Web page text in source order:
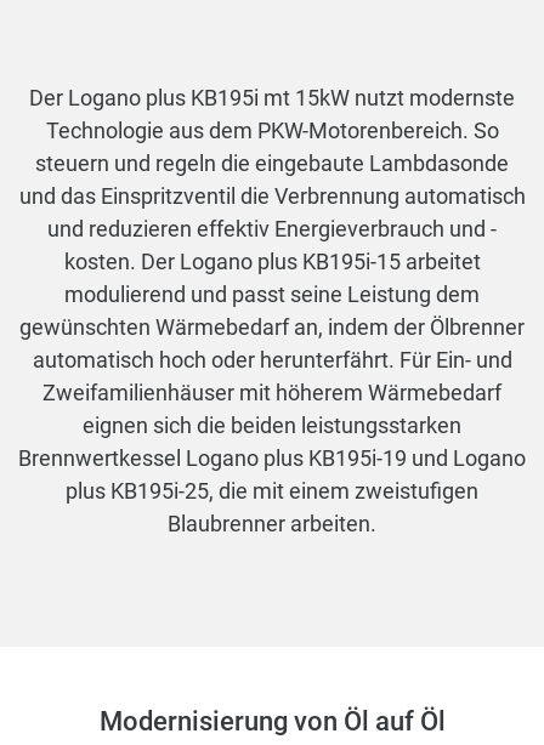
Der Logano plus KB195i mt 15kW nutzt modernste
Technologie aus dem PKW-Motorenbereich. So
steuern und regeln die eingebaute Lambdasonde
und das Einspritzventil die Verbrennung automatisch
und reduzieren effektiv Energieverbrauch und -
kosten. Der Logano plus KB195i-15 arbeitet
modulierend und passt seine Leistung dem
gewünschten Wärmebedarf an, indem der Ölbrenner
automatisch hoch oder herunterfährt. Für Ein- und
Zweifamilienhäuser mit höherem Wärmebedarf
eignen sich die beiden leistungsstarken
Brennwertkessel Logano plus KB195i-19 und Logano
plus KB195i-25, die mit einem zweistufigen
Blaubrenner arbeiten.
Modernisierung von Öl auf Öl